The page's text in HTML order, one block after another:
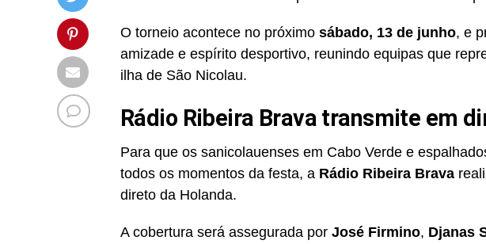
O torneio acontece no próximo sábado, 13 de junho, e
amizade e espírito desportivo, reunindo equipas que
ilha de São Nicolau.
Rádio Ribeira Brava transmite em
Para que os sanicolauenses em Cabo Verde e
todos os momentos da festa, a Rádio Ribeira Brava
direto da Holanda.
A cobertura será assegurada por José Firmino, Djanas